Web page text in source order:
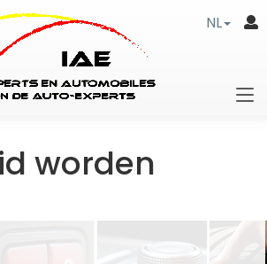
NL
worden